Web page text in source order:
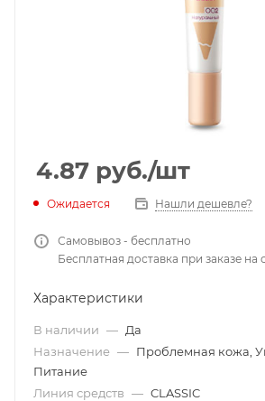
4.87 руб./шт
Ожидается Нашли дешевле?
Самовывоз - бесплатно
Бесплатная доставка при заказе на
Характеристики
В наличии — Да
Назначение — Проблемная кожа,
Питание
Линия средств — CLASSIC